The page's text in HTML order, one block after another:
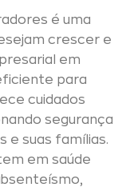
é uma
crescer e
em
para
cuidados
segurança
e suas famílias.
em saúde